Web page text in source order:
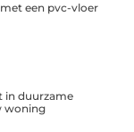
een pvc-vloer
in duurzame
woning